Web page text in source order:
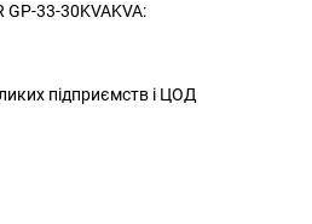
33-30KVAKVA:
підприємств і ЦОД